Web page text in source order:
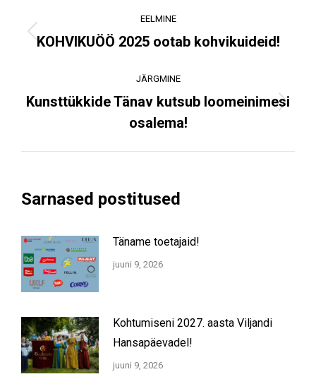
navigation
EELMINE
Previous
KOHVIKUÖÖ 2025 ootab kohvikuideid!
JÄRGMINE
Next
post:
Kunsttükkide Tänav kutsub loomeinimesi
osalema!
Sarnased postitused
Täname toetajaid!
juuni 9, 2026
Kohtumiseni 2027. aasta Viljandi
Hansapäevadel!
juuni 9, 2026